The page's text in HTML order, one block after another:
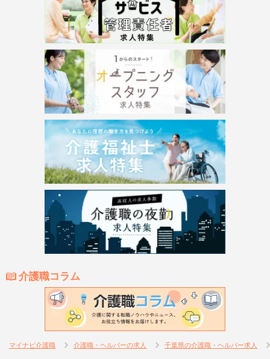
介護職コラム
マイナビ介護職 介護職・ヘルパーの求人 千葉県の介護職・ヘルパー求人